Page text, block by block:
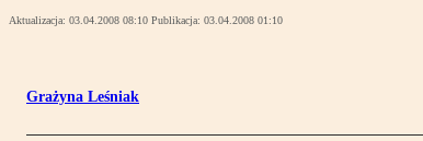
Aktualizacja: 03.04.2008 08:10 Publikacja: 03.04.2008 01:10
Grażyna Leśniak